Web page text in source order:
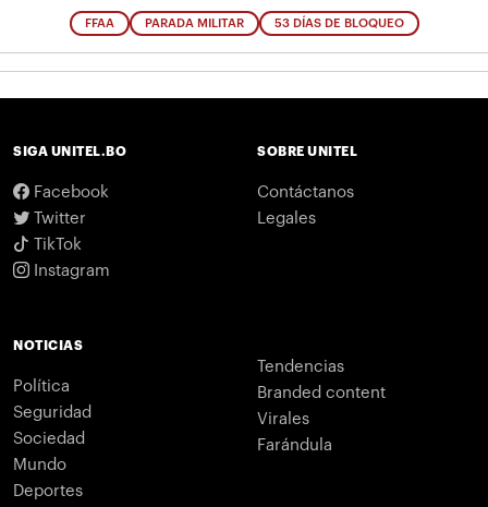
FFAA PARADA MILITAR 53 DÍAS DE BLOQUEO
SIGA UNITEL.BO
Facebook
Twitter
TikTok
Instagram
SOBRE UNITEL
Contáctanos
Legales
NOTICIAS
Política
Seguridad
Sociedad
Mundo
Deportes
Tendencias
Branded content
Virales
Farándula